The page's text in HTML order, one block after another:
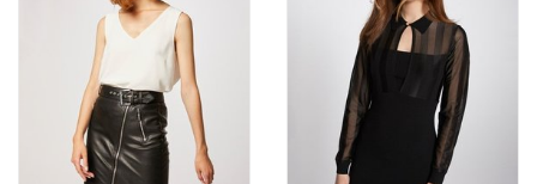
Accessoires